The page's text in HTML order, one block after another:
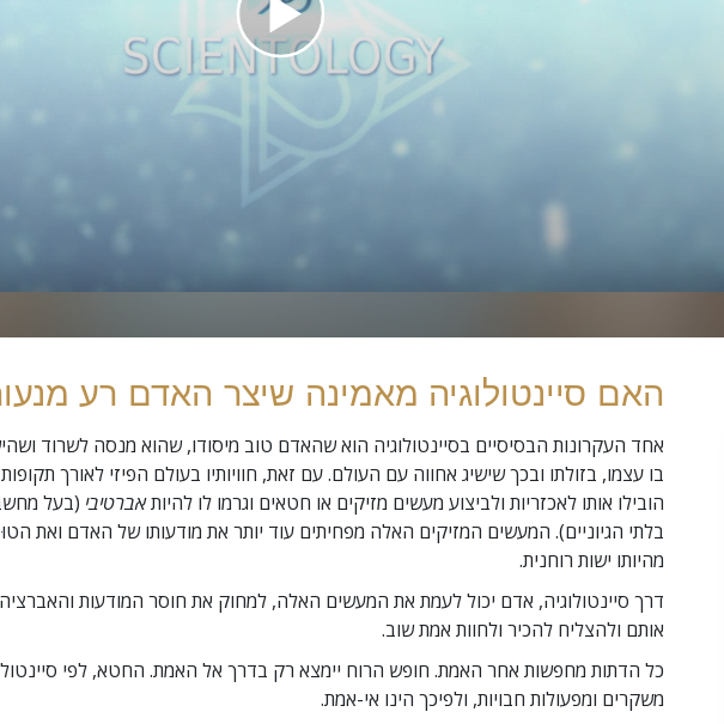
האם סיינטולוגיה מאמינה שיצר האדם רע
אחד העקרונות הבסיסיים בסיינטולוגיה הוא שהאדם טוב מיסודו, שהוא מנסה לשרוד
בו עצמו, בזולתו ובכך שישיג אחווה עם העולם. עם זאת, חוויותיו בעולם הפיזי לאורך
הובילו אותו לאכזריות ולביצוע מעשים מזיקים או חטאים וגרמו לו להיותאברטיבי (בעל
בלתי הגיוניים). המעשים המזיקים האלה מפחיתים עוד יותר את מודעותו של האדם ואת
מהיותו ישות רוחנית.
דרך סיינטולוגיה, אדם יכול לעמת את המעשים האלה, למחוק את חוסר המודעות
אותם ולהצליח להכיר ולחוות אמת שוב.
כל הדתות מחפשות אחר האמת. חופש הרוח יימצא רק בדרך אל האמת. החטא, לפי
משקרים ומפעולות חבויות, ולפיכך הינו אי-אמת.